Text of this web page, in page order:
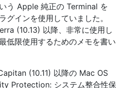
う Apple 純正の Terminal を
インを使用していました。
(10.13) 以降、非常に使用し
低限使用するためのメモを書い
(10.11) 以降の Mac OS
Protection: システム整合性保